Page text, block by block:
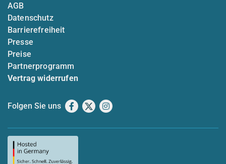
AGB
Datenschutz
Barrierefreiheit
Presse
Preise
Partnerprogramm
Vertrag widerrufen
Folgen Sie uns Facebook
X Instagram